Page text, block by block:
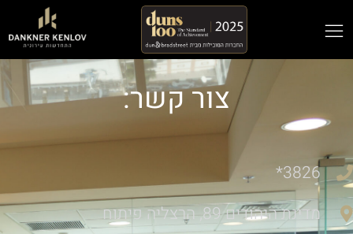
צור קשר:
3826*
מדינת היהודים 89, הרצליה פיתוח